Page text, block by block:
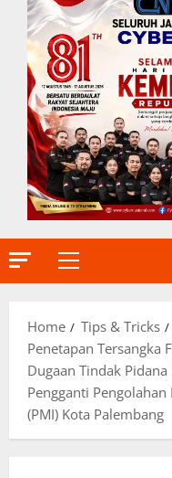
Primary
Home
Tips & Tricks
Penetapan Tersangka
Dugaan Tindak
Pengganti
(PMI) Kota Palembang